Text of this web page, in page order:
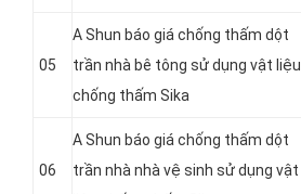
05
A Shun báo giá chống thấm dột
trần nhà bê tông sử dụng vật liệu
chống thấm Sika
06
A Shun báo giá chống thấm dột
trần nhà nhà vệ sinh sử dụng vật